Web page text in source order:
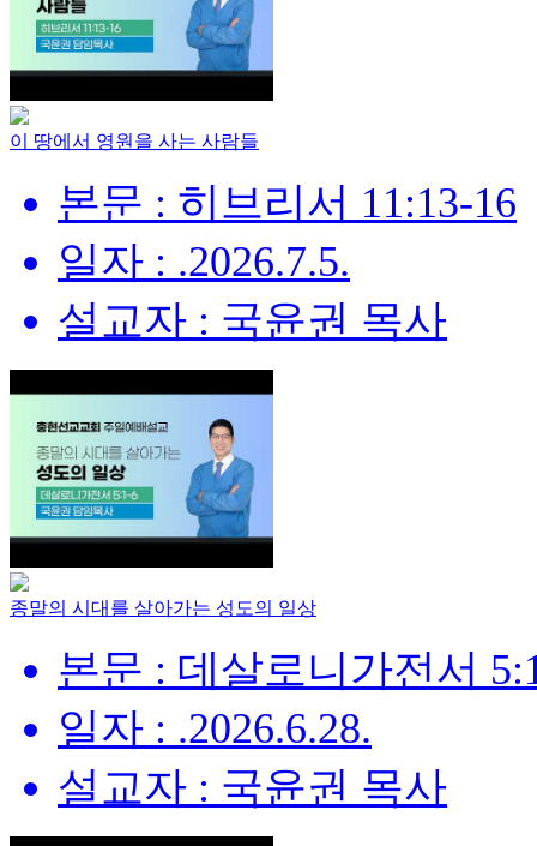
이 땅에서 영원을 사는 사람들
본문 : 히브리서 11:13-16
일자 : .2026.7.5.
설교자 : 국윤권 목사
종말의 시대를 살아가는 성도의 일상
본문 : 데살로니가전서
일자 : .2026.6.28.
설교자 : 국윤권 목사